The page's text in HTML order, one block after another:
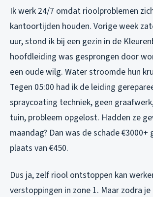
Ik werk 24/7 omdat rioolproblemen
kantoortijden houden. Vorige week
uur, stond ik bij een gezin in de
hoofdleiding was gesprongen door
een oude wilg. Water stroomde hun
Tegen 05:00 had ik de leiding
spraycoating techniek, geen
tuin, probleem opgelost. Hadden ze
maandag? Dan was de schade €3000+
plaats van €450.
Dus ja, zelf riool ontstoppen kan
verstoppingen in zone 1. Maar zodra